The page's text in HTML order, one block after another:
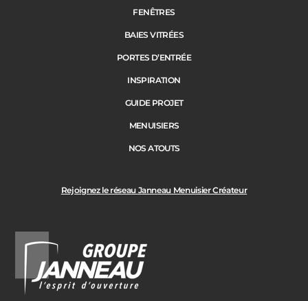
Suivant
Code Postal des travaux
Rejoignez le réseau Janneau Menuisier Créateur
FENÊTRES
BAIES VITRÉES
PORTES D’ENTRÉE
INSPIRATION
GUIDE PROJET
MENUISIERS
NOS ATOUTS